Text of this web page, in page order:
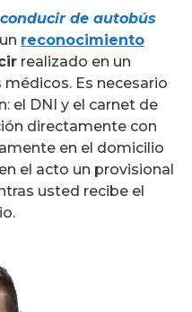
de autobús
reconocimiento
realizado en un
Es necesario
el DNI y el carnet de
directamente con
en el domicilio
el acto un provisional
usted recibe el